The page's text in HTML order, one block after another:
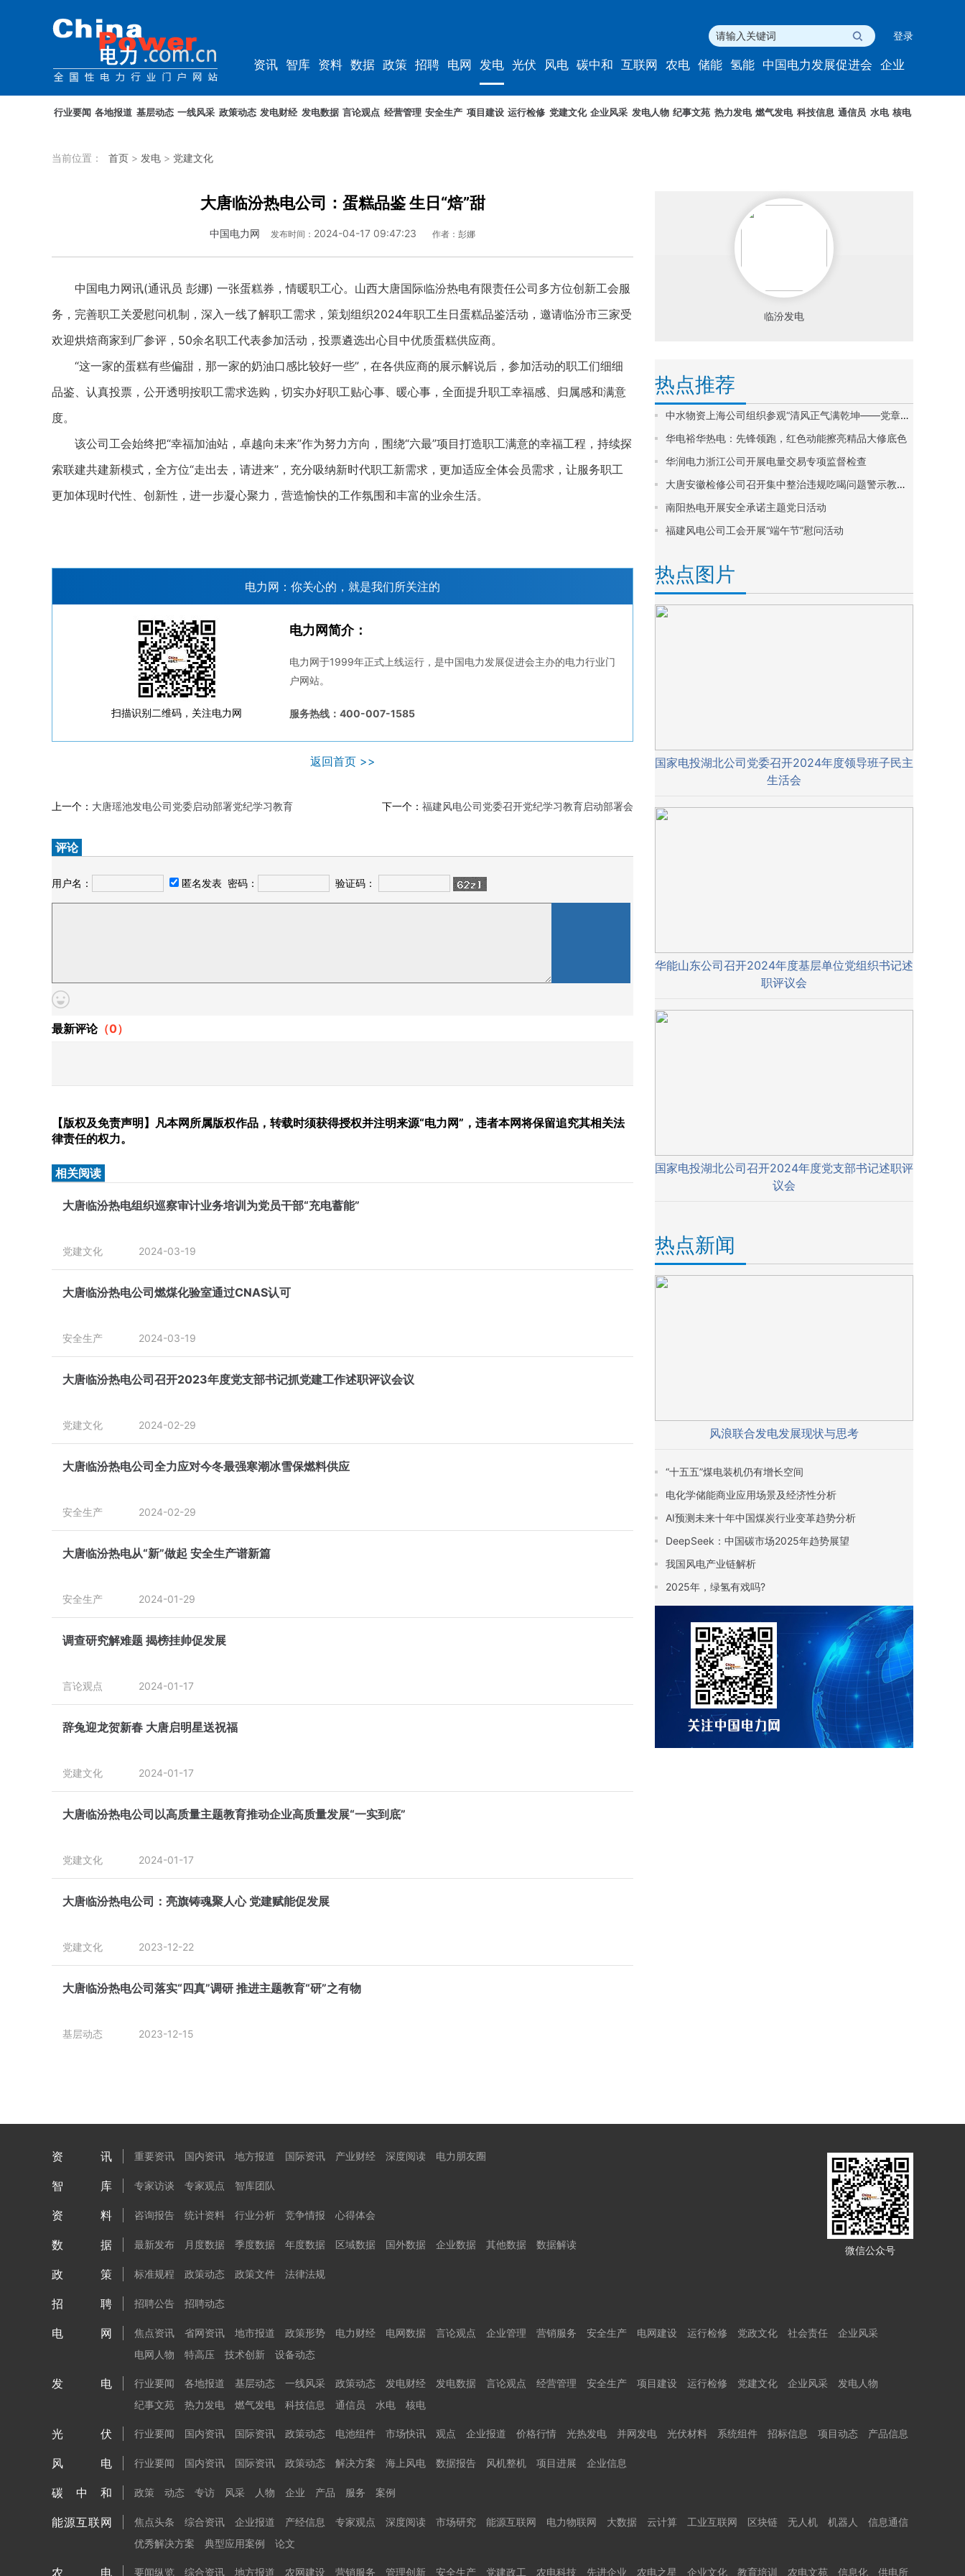
登录
资讯 智库 资料 数据 政策 招聘 电网 发电 光伏 风电 碳中和 互联网 农电 储能 氢能 中国电力发展促进会 企业
行业要闻 各地报道 基层动态 一线风采 政策动态 发电财经 发电数据 言论观点 经营管理 安全生产 项目建设 运行检修 党建文化 企业风采 发电人物 纪事文苑 热力发电 燃气发电 科技信息 通信员 水电 核电
当前位置： 首页 > 发电 > 党建文化
大唐临汾热电公司：蛋糕品鉴 生日“焙”甜
中国电力网 发布时间： 2024-04-17 09:47:23 作者：彭娜
中国电力网讯(通讯员 彭娜) 一张蛋糕券，情暖职工心。山西大唐国际临汾热电有限责任公司多方位创新工会服
务，完善职工关爱慰问机制，深入一线了解职工需求，策划组织2024年职工生日蛋糕品鉴活动，邀请临汾市三家受
欢迎烘焙商家到厂参评，50余名职工代表参加活动，投票遴选出心目中优质蛋糕供应商。
“这一家的蛋糕有些偏甜，那一家的奶油口感比较好一些”，在各供应商的展示解说后，参加活动的职工们细细
品鉴、认真投票，公开透明按职工需求选购，切实办好职工贴心事、暖心事，全面提升职工幸福感、归属感和满意
度。
该公司工会始终把“幸福加油站，卓越向未来”作为努力方向，围绕“六最”项目打造职工满意的幸福工程，持续探
索联建共建新模式，全方位“走出去，请进来”，充分吸纳新时代职工新需求，更加适应全体会员需求，让服务职工
更加体现时代性、创新性，进一步凝心聚力，营造愉快的工作氛围和丰富的业余生活。
电力网：你关心的，就是我们所关注的
扫描识别二维码，关注电力网
电力网简介：
电力网于1999年正式上线运行，是中国电力发展促进会主办的电力行业门
户网站。
服务热线：400-007-1585
返回首页 >>
上一个： 大唐瑶池发电公司党委启动部署党纪学习教育 下一个： 福建风电公司党委召开党纪学习教育启动部署会
评论
用户名： 匿名发表 密码： 验证码：
最新评论（0）
【版权及免责声明】凡本网所属版权作品，转载时须获得授权并注明来源“电力网”，违者本网将保留追究其相关法
律责任的权力。
相关阅读
大唐临汾热电组织巡察审计业务培训为党员干部“充电蓄能”
党建文化 2024-03-19
大唐临汾热电公司燃煤化验室通过CNAS认可
安全生产 2024-03-19
大唐临汾热电公司召开2023年度党支部书记抓党建工作述职评议会议
党建文化 2024-02-29
大唐临汾热电公司全力应对今冬最强寒潮冰雪保燃料供应
安全生产 2024-02-29
大唐临汾热电从“新”做起 安全生产谱新篇
安全生产 2024-01-29
调查研究解难题 揭榜挂帅促发展
言论观点 2024-01-17
辞兔迎龙贺新春 大唐启明星送祝福
党建文化 2024-01-17
大唐临汾热电公司以高质量主题教育推动企业高质量发展“一实到底”
党建文化 2024-01-17
大唐临汾热电公司：亮旗铸魂聚人心 党建赋能促发展
党建文化 2023-12-22
大唐临汾热电公司落实“四真”调研 推进主题教育“研”之有物
基层动态 2023-12-15
临汾发电
热点推荐
中水物资上海公司组织参观“清风正气满乾坤——党章中党的作风建设”专题展览
华电裕华热电：先锋领跑，红色动能擦亮精品大修底色
华润电力浙江公司开展电量交易专项监督检查
大唐安徽检修公司召开集中整治违规吃喝问题警示教育大会
南阳热电开展安全承诺主题党日活动
福建风电公司工会开展“端午节”慰问活动
热点图片
国家电投湖北公司党委召开2024年度领导班子民主
生活会
华能山东公司召开2024年度基层单位党组织书记述
职评议会
国家电投湖北公司召开2024年度党支部书记述职评
议会
热点新闻
风浪联合发电发展现状与思考
“十五五”煤电装机仍有增长空间
电化学储能商业应用场景及经济性分析
AI预测未来十年中国煤炭行业变革趋势分析
DeepSeek：中国碳市场2025年趋势展望
我国风电产业链解析
2025年，绿氢有戏吗?
微信公众号
资讯 重要资讯 国内资讯 地方报道 国际资讯 产业财经 深度阅读 电力朋友圈
智库 专家访谈 专家观点 智库团队
资料 咨询报告 统计资料 行业分析 竞争情报 心得体会
数据 最新发布 月度数据 季度数据 年度数据 区域数据 国外数据 企业数据 其他数据 数据解读
政策 标准规程 政策动态 政策文件 法律法规
招聘 招聘公告 招聘动态
电网 焦点资讯 省网资讯 地市报道 政策形势 电力财经 电网数据 言论观点 企业管理 营销服务 安全生产 电网建设 运行检修 党政文化 社会责任
企业风采
电网人物
特高压 技术创新 设备动态
发电 行业要闻 各地报道 基层动态 一线风采 政策动态 发电财经 发电数据 言论观点 经营管理 安全生产 项目建设 运行检修 党建文化 企业风采
发电人物
纪事文苑
热力发电 燃气发电 科技信息 通信员 水电 核电
光伏 行业要闻 国内资讯 国际资讯 政策动态 电池组件 市场快讯 观点 企业报道 价格行情 光热发电 并网发电 光伏材料 系统组件 招标信息 项目动态 产品信息
风电 行业要闻 国内资讯 国际资讯 政策动态 解决方案 海上风电 数据报告 风机整机 项目进展 企业信息
碳中和 政策 动态 专访 风采 人物 企业 产品 服务 案例
能源互联网 焦点头条 综合资讯 企业报道 产经信息 专家观点 深度阅读 市场研究 能源互联网 电力物联网 大数据 云计算 工业互联网 区块链 无人机 机器人
信息通信
优秀解决方案
典型应用案例 论文
农电 要闻纵览 综合资讯 地方报道 农网建设 营销服务 管理创新 安全生产 党建政工 农电科技 先进企业 农电之星 企业文化 教育培训 农电文苑 信息化 供电所